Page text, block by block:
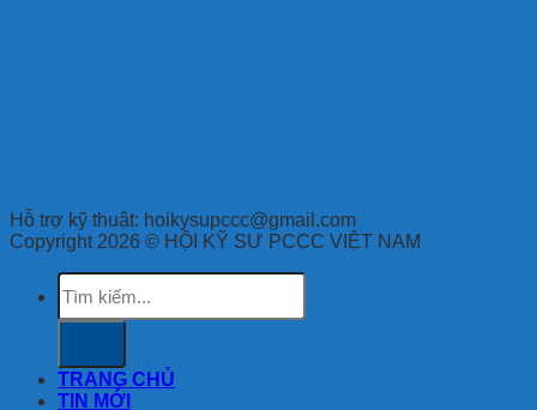
Hỗ trợ kỹ thuật: hoikysupccc@gmail.com
Copyright 2026 © HỘI KỸ SƯ PCCC VIỆT NAM
Tìm
kiếm:
TRANG CHỦ
TIN MỚI